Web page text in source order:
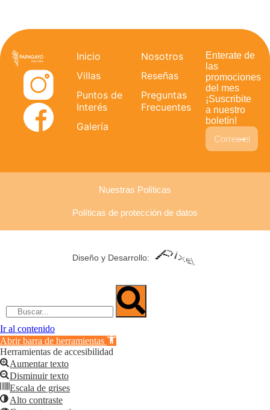
Inicio
Villas
Puntos de
Interés
Galería
Nosotros
Reseñas
Preguntas
Frecuentes
Enterate de
las
promociones
del mes
¡Suscribite
a nuestro
boletín!
Nuestras Políticas
Políticas de protección de datos
Diseño y Desarrollo:
Ir al contenido
Abrir barra de herramientas
Herramientas de accesibilidad
Aumentar texto
Disminuir texto
Escala de grises
Alto contraste